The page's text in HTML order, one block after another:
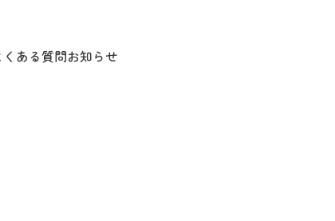
くある質問お知らせ